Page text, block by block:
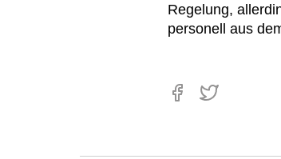
Regelung,
personell aus